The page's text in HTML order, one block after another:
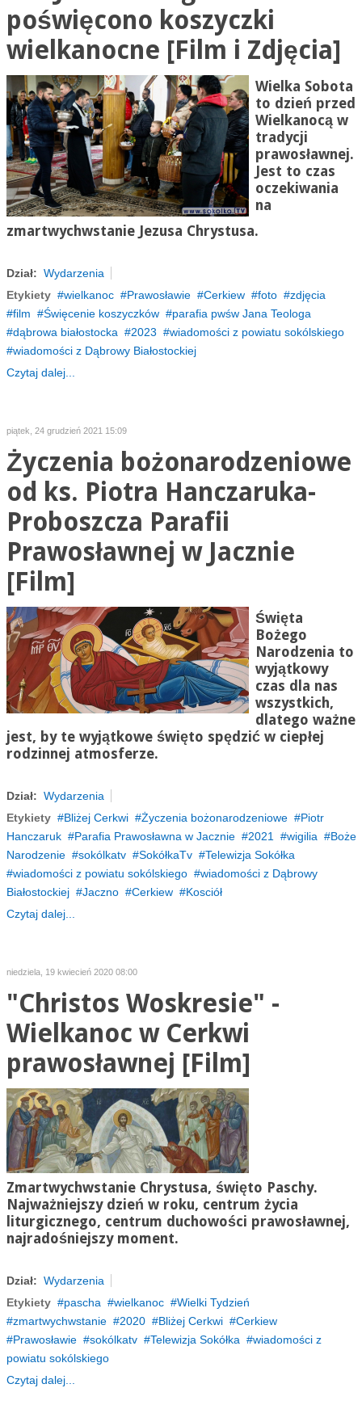
poświęcono koszyczki
wielkanocne [Film i Zdjęcia]
Wielka Sobota
to dzień przed
Wielkanocą w
tradycji
prawosławnej.
Jest to czas
oczekiwania
na
zmartwychwstanie Jezusa Chrystusa.
Dział: Wydarzenia
Etykiety
wielkanoc Prawosławie Cerkiew foto
zdjęcia
film
Święcenie koszyczków
parafia pwśw Jana Teologa
dąbrowa białostocka
2023
wiadomości z powiatu sokólskiego
wiadomości z Dąbrowy Białostockiej
Czytaj dalej...
piątek, 24 grudzień 2021 15:09
Życzenia bożonarodzeniowe
od ks. Piotra Hanczaruka-
Proboszcza Parafii
Prawosławnej w Jacznie
[Film]
Święta
Bożego
Narodzenia to
wyjątkowy
czas dla nas
wszystkich,
dlatego ważne
jest, by te wyjątkowe święto spędzić w ciepłej
rodzinnej atmosferze.
Dział: Wydarzenia
Etykiety
Bliżej Cerkwi Życzenia bożonarodzeniowe
Piotr
Hanczaruk
Parafia Prawosławna w Jacznie 2021 wigilia
Boże
Narodzenie
sokólkatv SokółkaTv
Telewizja Sokółka
wiadomości z powiatu sokólskiego
wiadomości z Dąbrowy
Białostockiej
Jaczno Cerkiew
Kosciół
Czytaj dalej...
niedziela, 19 kwiecień 2020 08:00
"Christos Woskresie" -
Wielkanoc w Cerkwi
prawosławnej [Film]
Zmartwychwstanie Chrystusa, święto Paschy.
Najważniejszy dzień w roku, centrum życia
liturgicznego, centrum duchowości prawosławnej,
najradośniejszy moment.
Dział: Wydarzenia
Etykiety
pascha wielkanoc
Wielki Tydzień
zmartwychwstanie
2020 Bliżej Cerkwi
Cerkiew
Prawosławie
sokólkatv Telewizja Sokółka
wiadomości z
powiatu sokólskiego
Czytaj dalej...